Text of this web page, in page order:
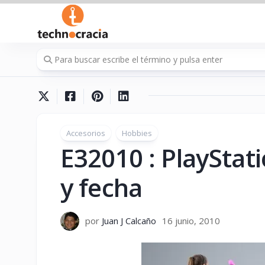
Saltar
contenido
Accesorios Hobbies
E32010 :
y fecha
por Juan J Calcaño 16 junio, 2010